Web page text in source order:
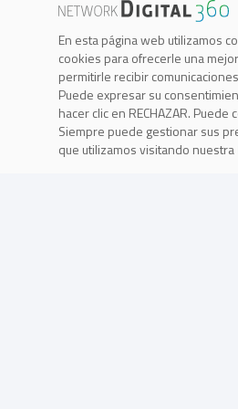
Arista
En esta página web utilizamos
cookies para ofrecerle una
permitirle recibir
Puede expresar su
hacer clic en RECHAZAR.
Siempre puede gestionar sus
que utilizamos visitando nuestra